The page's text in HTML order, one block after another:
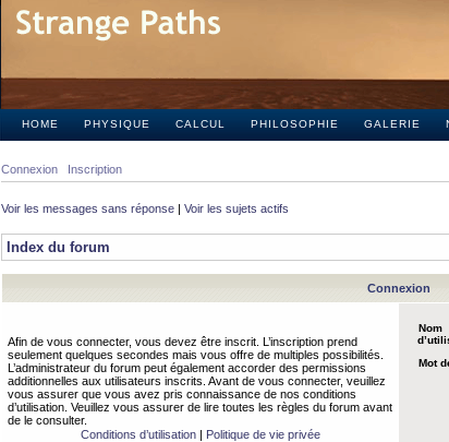
HOME PHYSIQUE CALCUL PHILOSOPHIE GALERIE
Connexion Inscription
Voir les messages sans réponse | Voir les sujets actifs
Index du forum
Connexion
Afin de vous connecter, vous devez être inscrit. L’inscription prend
seulement quelques secondes mais vous offre de multiples possibilités.
L’administrateur du forum peut également accorder des permissions
additionnelles aux utilisateurs inscrits. Avant de vous connecter, veuillez
vous assurer que vous avez pris connaissance de nos conditions
d’utilisation. Veuillez vous assurer de lire toutes les règles du forum avant
de le consulter.
Conditions d’utilisation| Politique de vie privée
Nom
Mot